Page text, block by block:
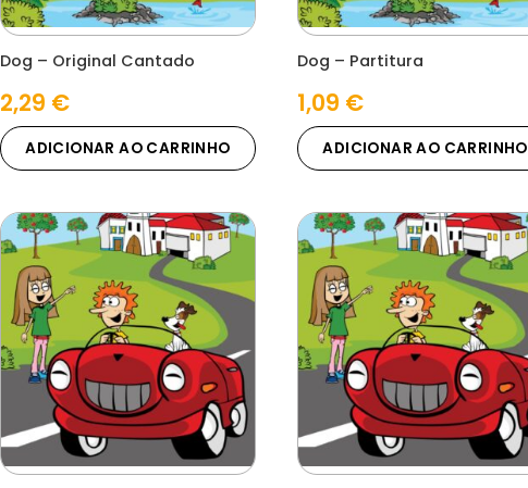
Dog – Original Cantado
2,29 €
ADICIONAR AO CARRINHO
Dog – Partitura
1,09 €
ADICIONAR AO CARRINHO